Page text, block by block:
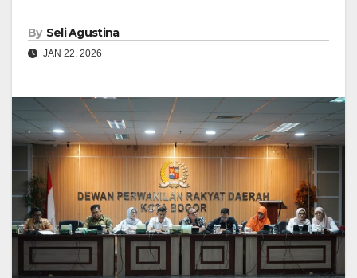
By Seli Agustina
JAN 22, 2026